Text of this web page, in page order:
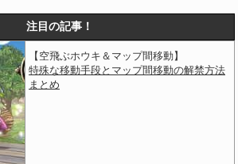
注目の記事！
【空飛ぶホウキ＆マップ間移動】
特殊な移動手段とマップ間移動の解禁方法
まとめ